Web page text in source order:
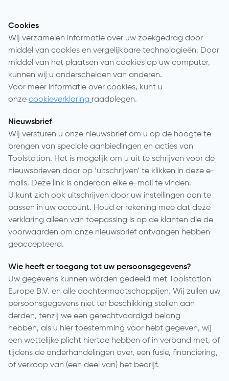
Cookies
Wij verzamelen informatie over uw zoekgedrag door
middel van cookies en vergelijkbare technologieën. Door
middel van het plaatsen van cookies op uw computer,
kunnen wij u onderscheiden van anderen.
Voor meer informatie over cookies, kunt u
onze cookieverklaring raadplegen.
Nieuwsbrief
Wij versturen u onze nieuwsbrief om u op de hoogte te
brengen van speciale aanbiedingen en acties van
Toolstation. Het is mogelijk om u uit te schrijven voor de
nieuwsbrieven door op ‘uitschrijven’ te klikken in deze e-
mails. Deze link is onderaan elke e-mail te vinden.
U kunt zich ook uitschrijven door uw instellingen aan te
passen in uw account. Houd er rekening mee dat deze
verklaring alleen van toepassing is op de klanten die de
voorwaarden om onze nieuwsbrief ontvangen hebben
geaccepteerd.
Wie heeft er toegang tot uw persoonsgegevens?
Uw gegevens kunnen worden gedeeld met Toolstation
Europe B.V. en alle dochtermaatschappijen. Wij zullen uw
persoonsgegevens niet ter beschikking stellen aan
derden, tenzij we een gerechtvaardigd belang
hebben, als u hier toestemming voor hebt gegeven, wij
een wettelijke plicht hiertoe hebben of in verband met, of
tijdens de onderhandelingen over, een fusie, financiering,
of verkoop van (een deel van) het bedrijf.